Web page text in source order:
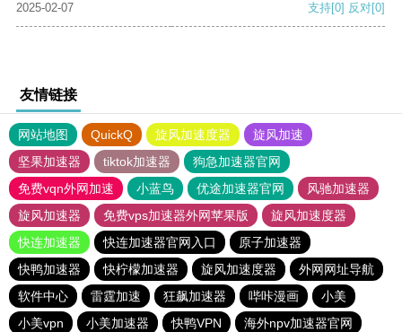
2025-02-07 支持[0] 反对[0]
友情链接
网站地图 QuickQ 旋风加速度器
旋风加速
坚果加速器
tiktok加速器
狗急加速器官网
免费vqn外网加速
小蓝鸟 优途加速器官网
风驰加速器
旋风加速器
免费vps加速器外网苹果版
旋风加速度器
快连加速器
快连加速器官网入口
原子加速器
快鸭加速器
快柠檬加速器 旋风加速度器
外网网址导航
软件中心
雷霆加速 狂飙加速器 哔咔漫画
小美
小美vpn
小美加速器 快鸭VPN 海外npv加速器官网